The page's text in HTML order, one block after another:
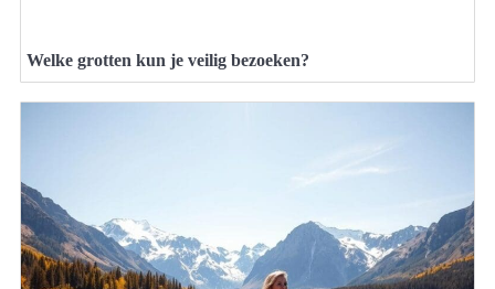
Welke grotten kun je veilig bezoeken?